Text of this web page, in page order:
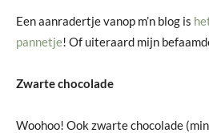
Een aanradertje vanop m’n blog is
pannetje! Of uiteraard mijn
Zwarte chocolade
Woohoo! Ook zwarte chocolade